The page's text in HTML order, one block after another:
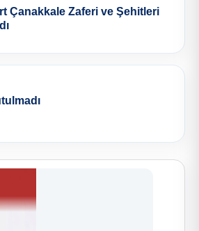
Çanakkale Zaferi ve Şehitleri